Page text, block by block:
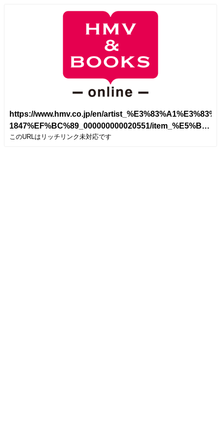
https://www.hmv.co.jp/en/
1847%EF%BC%89_000000000020551/
siteview=pc
このURLはリッチリンク未対応です